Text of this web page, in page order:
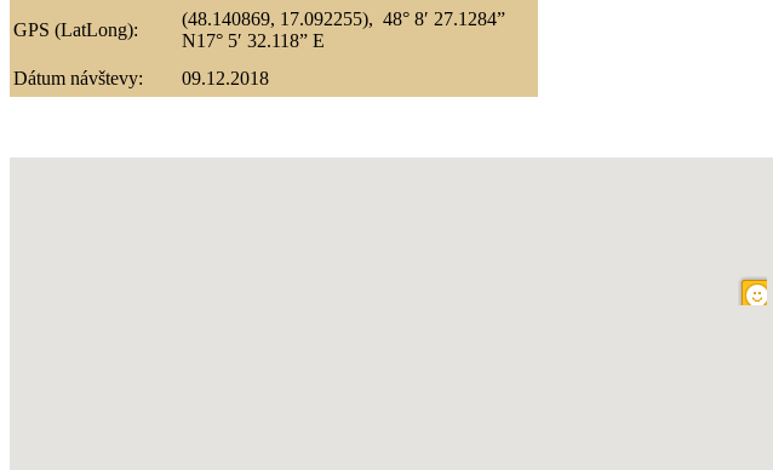
GPS (LatLong):
(48.140869, 17.092255), 48° 8′ 27.1284”
N17° 5′ 32.118” E
Dátum návštevy:
09.12.2018